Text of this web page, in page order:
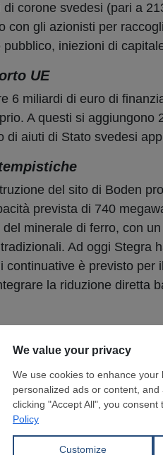
corone svedesi (pari a
con gli azionisti per
iniezioni di
UE
6 miliardi di euro di
A questi si
di aiuti di Stato svedesi
del sito di Boden
prevista di 740
minerale di ferro, con
Ad oggi Stegra
continuative è previsto per
la riduzione diretta
e Letteratura Inglese ho
il ruolo di Head of Content
dinamiche del mercato globale.